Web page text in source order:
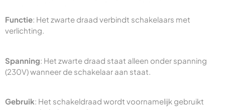
Functie: Het zwarte draad verbindt schakelaars met
verlichting.
Spanning: Het zwarte draad staat alleen onder spanning
(230V) wanneer de schakelaar aan staat.
Gebruik: Het schakeldraad wordt voornamelijk gebruikt